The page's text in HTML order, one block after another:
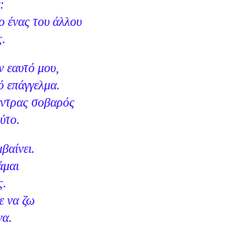
ένας του άλλου
εαυτό μου,
επάγγελμα.
σοβαρός
να ζω